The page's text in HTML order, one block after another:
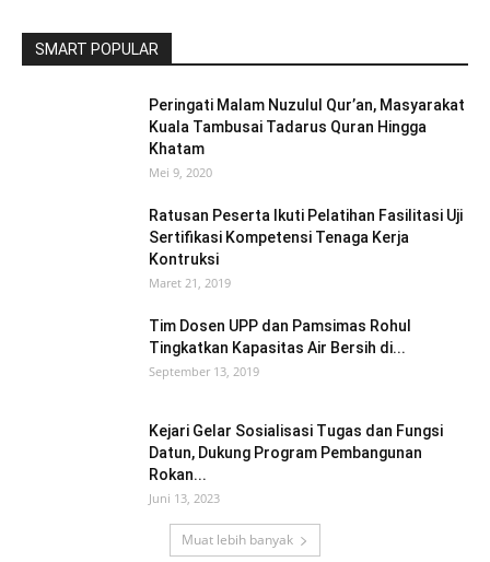
SMART POPULAR
Peringati Malam Nuzulul Qur’an, Masyarakat
Kuala Tambusai Tadarus Quran Hingga
Khatam
Mei 9, 2020
Ratusan Peserta Ikuti Pelatihan Fasilitasi Uji
Sertifikasi Kompetensi Tenaga Kerja
Kontruksi
Maret 21, 2019
Tim Dosen UPP dan Pamsimas Rohul
Tingkatkan Kapasitas Air Bersih di...
September 13, 2019
Kejari Gelar Sosialisasi Tugas dan Fungsi
Datun, Dukung Program Pembangunan
Rokan...
Juni 13, 2023
Muat lebih banyak